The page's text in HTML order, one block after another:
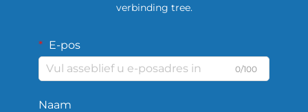
verbinding tree.
E-pos
0/100
Naam